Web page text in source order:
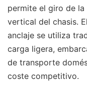
permite el giro de
vertical del chasis.
anclaje se utiliza
carga ligera,
de transporte
coste competitivo.